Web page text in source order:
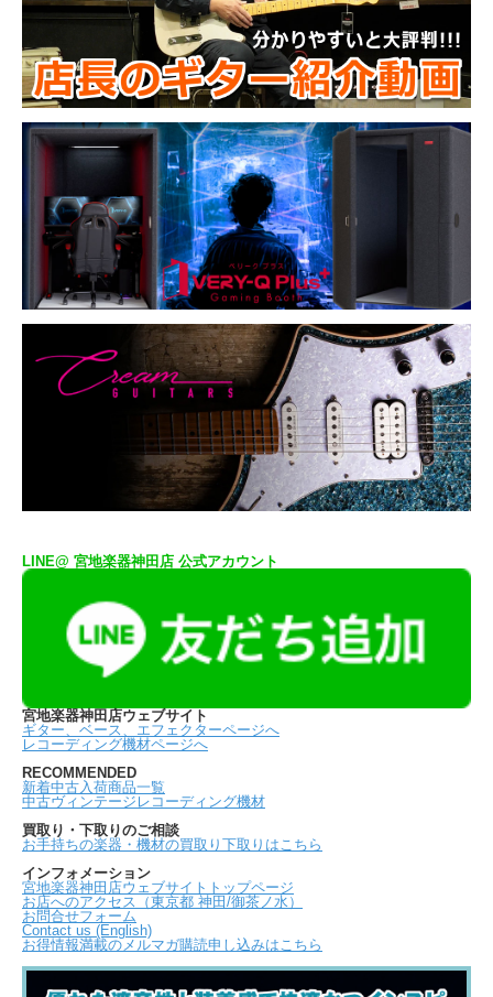
LINE@ 宮地楽器神田店 公式アカウント
宮地楽器神田店ウェブサイト
ギター、ベース、エフェクターページへ
レコーディング機材ページへ
RECOMMENDED
新着中古入荷商品一覧
中古ヴィンテージレコーディング機材
買取り・下取りのご相談
お手持ちの楽器・機材の買取り下取りはこちら
インフォメーション
宮地楽器神田店ウェブサイトトップページ
お店へのアクセス（東京都 神田/御茶ノ水）
お問合せフォーム
Contact us (English)
お得情報満載のメルマガ購読申し込みはこちら